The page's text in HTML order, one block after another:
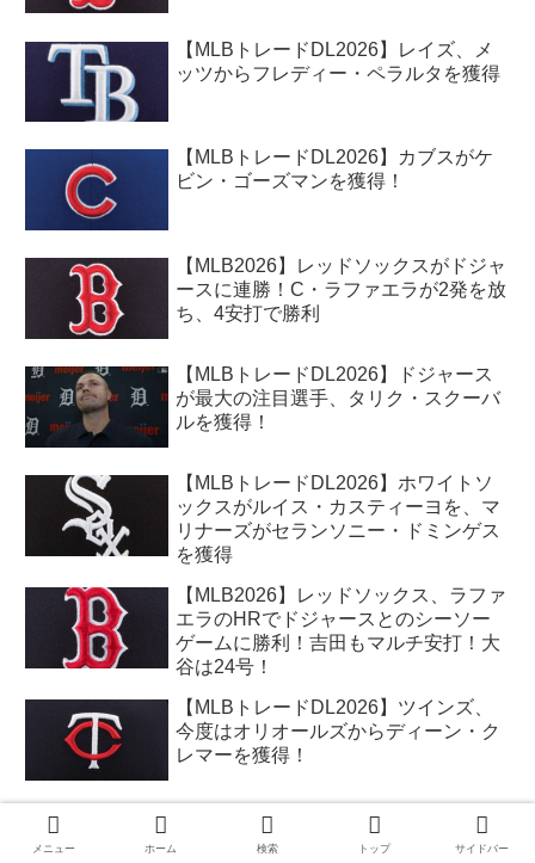
【MLBトレードDL2026】レイズ、メ
ッツからフレディー・ペラルタを獲得
【MLBトレードDL2026】カブスがケ
ビン・ゴーズマンを獲得！
【MLB2026】レッドソックスがドジャ
ースに連勝！C・ラファエラが2発を放
ち、4安打で勝利
【MLBトレードDL2026】ドジャース
が最大の注目選手、タリク・スクーバ
ルを獲得！
【MLBトレードDL2026】ホワイトソ
ックスがルイス・カスティーヨを、マ
リナーズがセランソニー・ドミンゲス
を獲得
【MLB2026】レッドソックス、ラファ
エラのHRでドジャースとのシーソー
ゲームに勝利！吉田もマルチ安打！大
谷は24号！
【MLBトレードDL2026】ツインズ、
今度はオリオールズからディーン・ク
レマーを獲得！
【MLB2026】A’s最終戦での態度が波
紋を呼んだジャレン・デュラン！果た
メニュー ホーム 検索 トップ サイドバー